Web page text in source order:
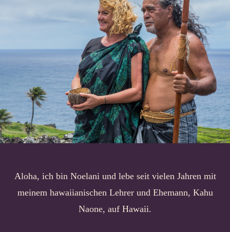
Aloha, ich bin Noelani und lebe seit vielen Jahren mit
meinem hawaiianischen Lehrer und Ehemann, Kahu
Naone, auf Hawaii.